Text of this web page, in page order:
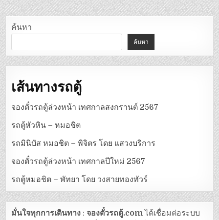
ค้นหา
ค้นหา
เส้นทางรถตู้
จองตั๋วรถตู้ล่วงหน้า เทศกาลสงกรานต์ 2567
รถตู้หัวหิน – หมอชิต
รถมินิบัส หมอชิต – พิจิตร โดย แสวงบริการ
จองตั๋วรถตู้ล่วงหน้า เทศกาลปีใหม่ 2567
รถตู้หมอชิต – พัทยา โดย วงสายทองทัวร์
มั่นใจทุกการเดินทาง :จองตั๋วรถตู้.comได้เชื่อมต่อระบบ